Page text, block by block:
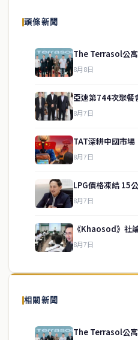
頭條新聞
The Terrasol公
8月8日
亞速第744次聚餐
8月7日
TAT深耕中國市
8月7日
LPG價格凍結 15
8月7日
《Khaosod》社
8月7日
相關新聞
The Terrasol公
關於我們
泰國中文新聞（TCN）是一家總部
供即時、客觀、多元的中文新聞內容
service@thaichinesenews.com